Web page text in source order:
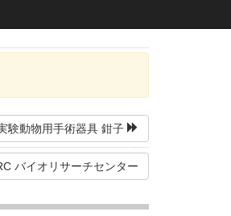
験動物用手術器具 鉗子
バイオリサーチセンター